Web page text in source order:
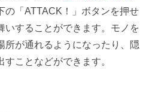
の「ATTACK！」ボタンを押せ
いすることができます。モノを
所が通れるようになったり、隠
ことなどができます。